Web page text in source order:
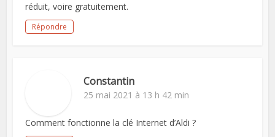
réduit, voire gratuitement.
Répondre
Constantin
25 mai 2021 à 13 h 42 min
Comment fonctionne la clé Internet d’Aldi ?